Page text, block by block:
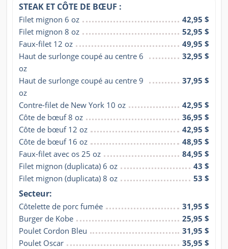
STEAK ET CÔTE DE BŒUF :
Filet mignon 6 oz
42,95 $
Filet mignon 8 oz
52,95 $
Faux-filet 12 oz
49,95 $
Haut de surlonge coupé au centre 6
oz
32,95 $
Haut de surlonge coupé au centre 9
oz
37,95 $
Contre-filet de New York 10 oz
42,95 $
Côte de bœuf 8 oz
36,95 $
Côte de bœuf 12 oz
42,95 $
Côte de bœuf 16 oz
48,95 $
Faux-filet avec os 25 oz
84,95 $
Filet mignon (duplicata) 6 oz
43 $
Filet mignon (duplicata) 8 oz
53 $
Secteur:
Côtelette de porc fumée
31,95 $
Burger de Kobe
25,95 $
Poulet Cordon Bleu
31,95 $
Poulet Oscar
35,95 $